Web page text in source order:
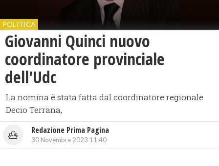
POLITICA
Giovanni Quinci nuovo
coordinatore provinciale
dell'Udc
La nomina è stata fatta dal coordinatore regionale
Decio Terrana,
Redazione Prima Pagina
30 Novembre 2023 11:40